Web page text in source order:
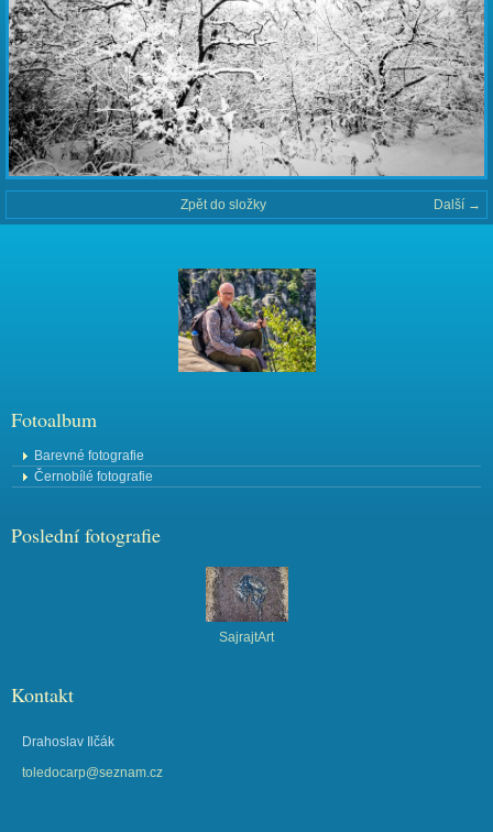
Další →
Zpět do složky
Fotoalbum
Barevné fotografie
Černobílé fotografie
Poslední fotografie
SajrajtArt
Kontakt
Drahoslav Ilčák
toledocarp@seznam.cz